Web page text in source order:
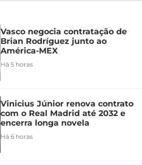
Vasco negocia contratação de
Brian Rodríguez junto ao
América-MEX
Há 5 horas
Vinicius Júnior renova contrato
com o Real Madrid até 2032 e
encerra longa novela
Há 6 horas